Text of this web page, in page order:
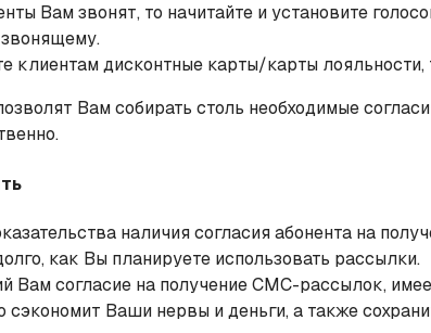
Вам звонят, то начитайте и установите
клиентам дисконтные карты/карты
Вам собирать столь необходимые
наличия согласия абонента на
как Вы планируете использовать рассылки.
Вам согласие на получение СМС-рассылок,
Ваши нервы и деньги, а также